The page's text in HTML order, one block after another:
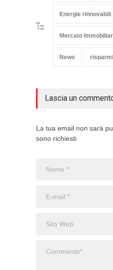
Energie rinnovabili
Mercato
News
Lascia un
La tua email non sarà
sono richiesti